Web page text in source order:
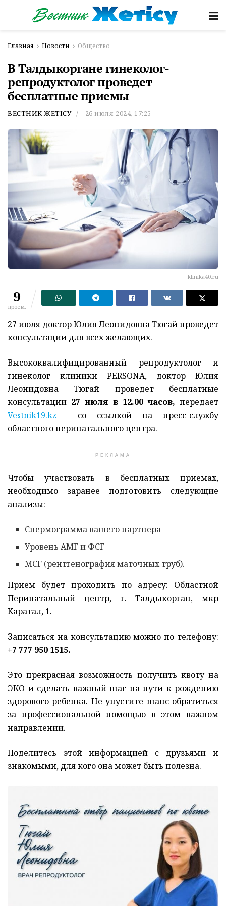
Главная Новости Общество
В Талдыкоргане гинеколог-
репродуктолог проведет
бесплатные приемы
ВЕСТНИК ЖЕТІСУ 26 июля 2024, 17:25
klinika40.ru
9
просм.
27 июля доктор Юлия Леонидовна Тюгай проведет
консультации для всех желающих.
Высококвалифицированный репродуктолог и
гинеколог клиники PERSONA, доктор Юлия
Леонидовна Тюгай проведет бесплатные
консультации 27 июля в 12.00 часов, передает
Vestnik19.kz со ссылкой на пресс-службу
областного перинатального центра.
РЕКЛАМА
Чтобы участвовать в бесплатных приемах,
необходимо заранее подготовить следующие
анализы:
Спермограмма вашего партнера
Уровень АМГ и ФСГ
МСГ (рентгенография маточных труб).
Прием будет проходить по адресу: Областной
Перинатальный центр, г. Талдыкорган, мкр
Каратал, 1.
Записаться на консультацию можно по телефону:
+7 777 950 1515.
Это прекрасная возможность получить квоту на
ЭКО и сделать важный шаг на пути к рождению
здорового ребенка. Не упустите шанс обратиться
за профессиональной помощью в этом важном
направлении.
Поделитесь этой информацией с друзьями и
знакомыми, для кого она может быть полезна.